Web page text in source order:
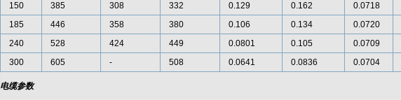
150
385 308 332 0.129 0.162 0.0718
185
446 358 380 0.106 0.134 0.0720
240
528 424 449 0.0801 0.105 0.0709
300
605 - 508 0.0641 0.0836 0.0704
电缆参数